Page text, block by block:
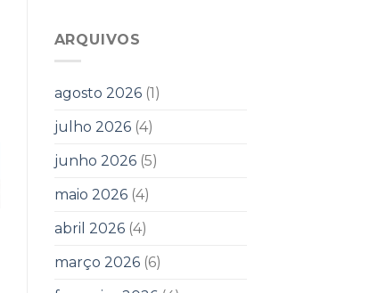
ARQUIVOS
agosto 2026(1)
julho 2026(4)
junho 2026(5)
maio 2026(4)
abril 2026(4)
março 2026(6)